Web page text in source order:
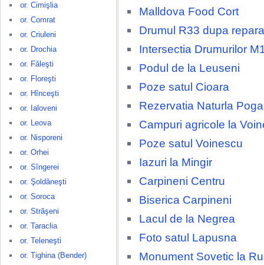
or. Cimişlia
or. Comrat
or. Criuleni
or. Drochia
or. Făleşti
or. Floreşti
or. Hînceşti
or. Ialoveni
or. Leova
or. Nisporeni
or. Orhei
or. Sîngerei
or. Şoldăneşti
or. Soroca
or. Străşeni
or. Taraclia
or. Teleneşti
or. Tighina (Bender)
Malldova Food Cort
Drumul R33 dupa
Intersectia Drumurilor
Podul de la Leuseni
Poze satul Cioara
Rezervatia Naturla
Campuri agricole la
Poze satul Voinescu
Iazuri la Mingir
Carpineni Centru
Biserica Carpineni
Lacul de la Negrea
Foto satul Lapusna
Monument Sovetic la